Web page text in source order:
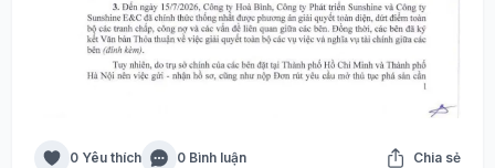
0 Yêu thích 0 Bình luận Chia sẻ